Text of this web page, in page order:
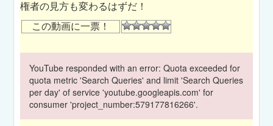
権者の見方も変わるはずだ！
この動画に一票！
YouTube responded with an error: Quota exceeded for
quota metric 'Search Queries' and limit 'Search Queries
per day' of service 'youtube.googleapis.com' for
consumer 'project_number:579177816266'.